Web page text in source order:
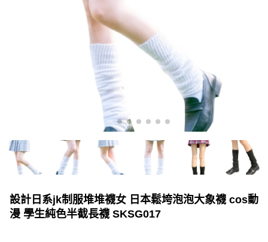
設計日系jk制服堆堆襪女 日本鬆垮泡泡大象襪 cos動
漫 學生純色半截長襪 SKSG017